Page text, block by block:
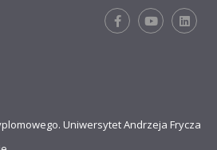
Uniwersytet Andrzeja Frycza